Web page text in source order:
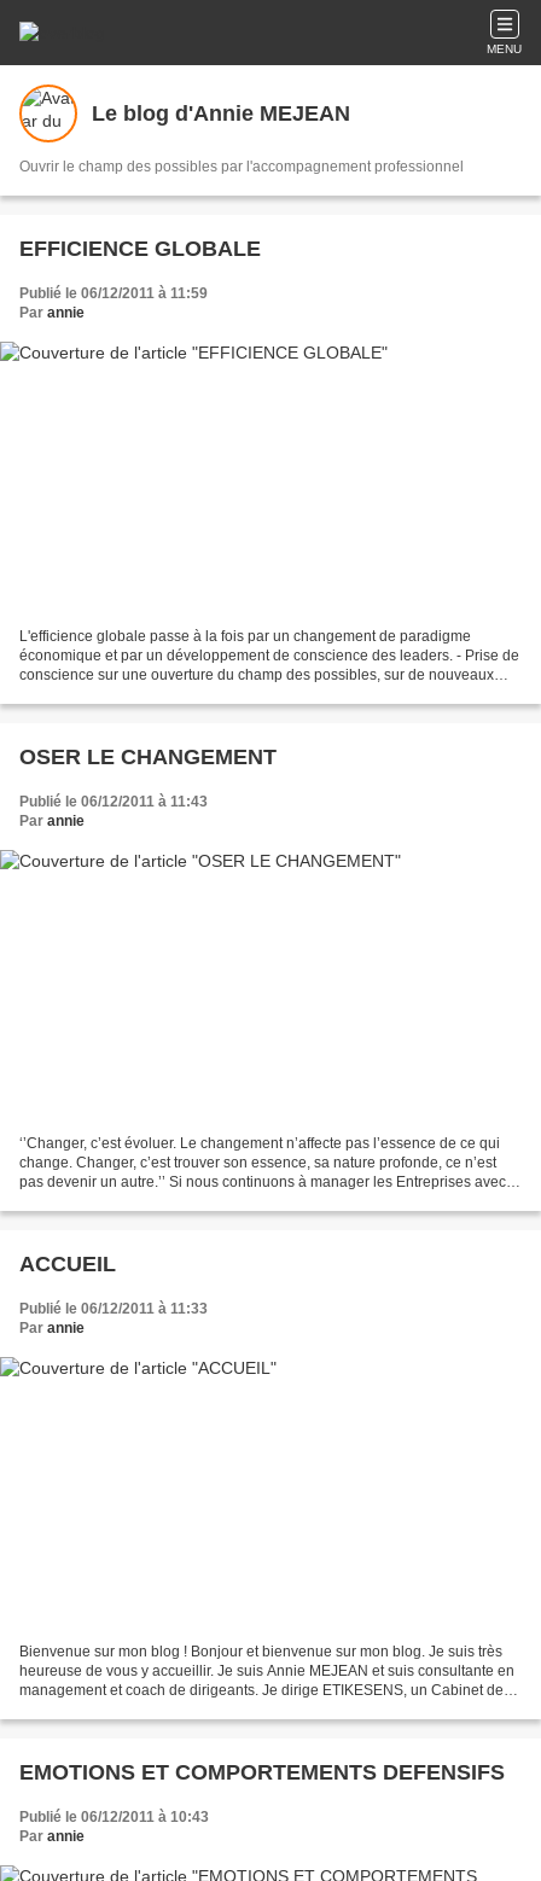
MENU
Le blog d'Annie MEJEAN
Ouvrir le champ des possibles par l'accompagnement professionnel
EFFICIENCE GLOBALE
Publié le 06/12/2011 à 11:59
Par annie
L'efficience globale passe à la fois par un changement de paradigme
économique et par un développement de conscience des leaders. - Prise de
conscience sur une ouverture du champ des possibles, sur de nouveaux
OSER LE CHANGEMENT
Publié le 06/12/2011 à 11:43
Par annie
‘’Changer, c’est évoluer. Le changement n’affecte pas l’essence de ce qui
change. Changer, c’est trouver son essence, sa nature profonde, ce n’est
pas devenir un autre.’’ Si nous continuons à manager les Entreprises avec
ACCUEIL
Publié le 06/12/2011 à 11:33
Par annie
Bienvenue sur mon blog ! Bonjour et bienvenue sur mon blog. Je suis très
heureuse de vous y accueillir. Je suis Annie MEJEAN et suis consultante en
management et coach de dirigeants. Je dirige ETIKESENS, un Cabinet de
EMOTIONS ET COMPORTEMENTS DEFENSIFS
Publié le 06/12/2011 à 10:43
Par annie